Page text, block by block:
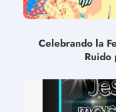
Celebrando la
Ruido